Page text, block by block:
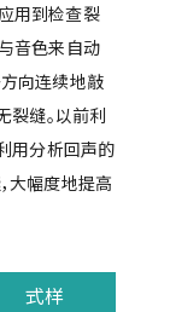
用到检查裂
音色来自动
向连续地敲
裂缝。以前利
用分析回声的
大幅度地提高
式样